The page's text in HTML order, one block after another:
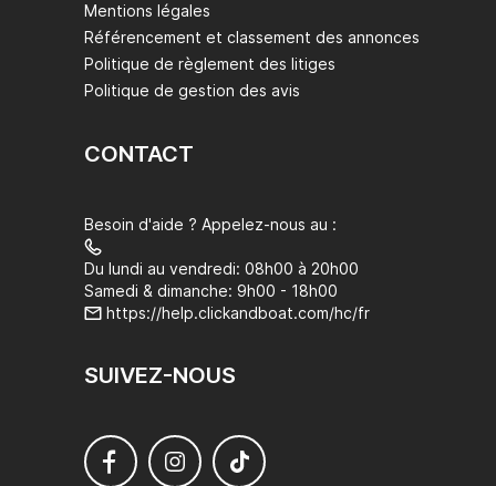
Mentions légales
Référencement et classement des annonces
Politique de règlement des litiges
Politique de gestion des avis
CONTACT
Besoin d'aide ? Appelez-nous au :
Du lundi au vendredi: 08h00 à 20h00
Samedi & dimanche: 9h00 - 18h00
https://help.clickandboat.com/hc/fr
SUIVEZ-NOUS